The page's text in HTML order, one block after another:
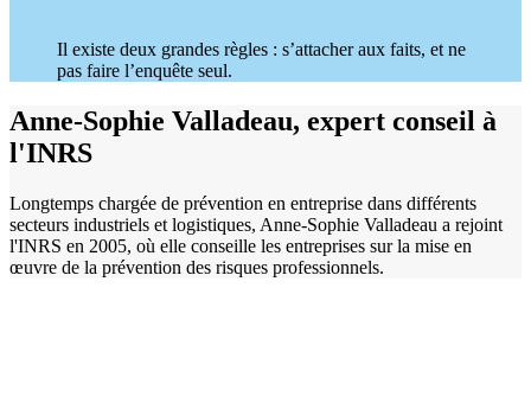
Il existe deux grandes règles : s’attacher aux faits, et ne
pas faire l’enquête seul.
Anne-Sophie Valladeau, expert conseil à
l'INRS
Longtemps chargée de prévention en entreprise dans différents
secteurs industriels et logistiques, Anne-Sophie Valladeau a rejoint
l'INRS en 2005, où elle conseille les entreprises sur la mise en
œuvre de la prévention des risques professionnels.